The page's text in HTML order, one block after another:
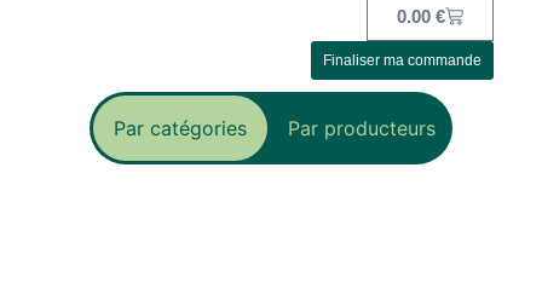
0.00 €
Finaliser ma commande
Par catégories Par producteurs